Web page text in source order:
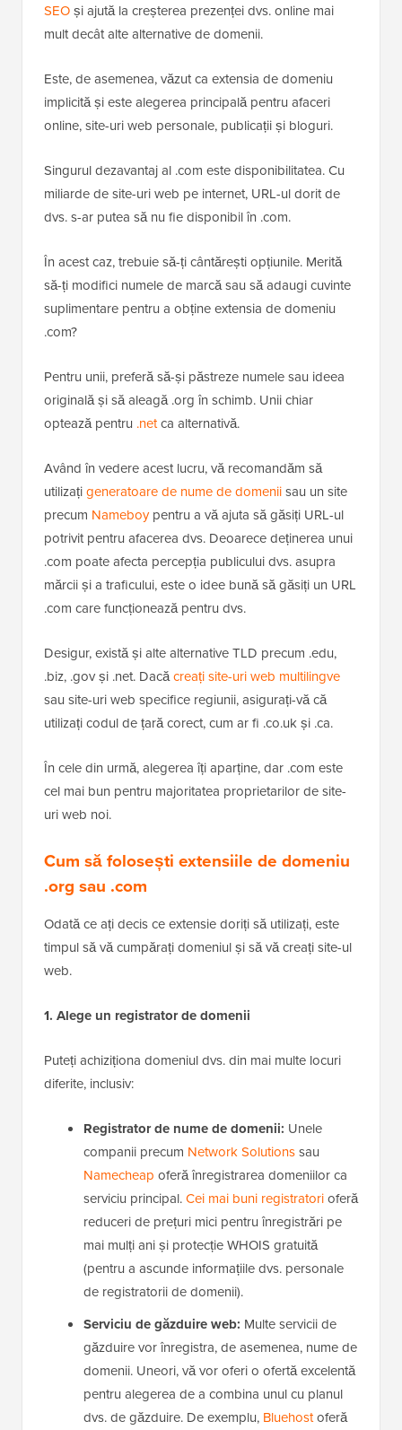
SEOși ajută la creșterea prezenței dvs. online mai
mult decât alte alternative de domenii.
Este, de asemenea, văzut ca extensia de domeniu
implicită și este alegerea principală pentru afaceri
online, site-uri web personale, publicații și bloguri.
Singurul dezavantaj al .com este disponibilitatea. Cu
miliarde de site-uri web pe internet, URL-ul dorit de
dvs. s-ar putea să nu fie disponibil în .com.
În acest caz, trebuie să-ți cântărești opțiunile. Merită
să-ți modifici numele de marcă sau să adaugi cuvinte
suplimentare pentru a obține extensia de domeniu
.com?
Pentru unii, preferă să-și păstreze numele sau ideea
originală și să aleagă .org în schimb. Unii chiar
optează pentru .netca alternativă.
Având în vedere acest lucru, vă recomandăm să
utilizațigeneratoare de nume de domeniisau un site
precum Nameboypentru a vă ajuta să găsiți URL-ul
potrivit pentru afacerea dvs. Deoarece deținerea unui
.com poate afecta percepția publicului dvs. asupra
mărcii și a traficului, este o idee bună să găsiți un URL
.com care funcționează pentru dvs.
Desigur, există și alte alternative TLD precum .edu,
.biz, .gov și .net. Dacăcreați site-uri web multilingve
sau site-uri web specifice regiunii, asigurați-vă că
utilizați codul de țară corect, cum ar fi .co.uk și .ca.
În cele din urmă, alegerea îți aparține, dar .com este
cel mai bun pentru majoritatea proprietarilor de site-
uri web noi.
Cum să folosești extensiile de domeniu
.org sau .com
Odată ce ați decis ce extensie doriți să utilizați, este
timpul să vă cumpărați domeniul și să vă creați site-ul
web.
1. Alege un registrator de domenii
Puteți achiziționa domeniul dvs. din mai multe locuri
diferite, inclusiv:
Registrator de nume de domenii: Unele
companii precum Network Solutionssau
Namecheap oferă înregistrarea domeniilor ca
serviciu principal.Cei mai buni registratorioferă
reduceri de prețuri mici pentru înregistrări pe
mai mulți ani și protecție WHOIS gratuită
(pentru a ascunde informațiile dvs. personale
de registratorii de domenii).
Serviciu de găzduire web: Multe servicii de
găzduire vor înregistra, de asemenea, nume de
domenii. Uneori, vă vor oferi o ofertă excelentă
pentru alegerea de a combina unul cu planul
dvs. de găzduire. De exemplu, Bluehostoferă